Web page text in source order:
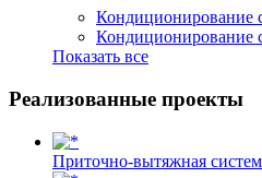
Кондиционирование
Кондиционирование
Показать все
Реализованные проекты
Приточно-вытяжная